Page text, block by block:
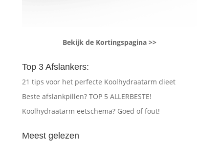
Bekijk de Kortingspagina >>
Top 3 Afslankers:
21 tips voor het perfecte Koolhydraatarm dieet
Beste afslankpillen? TOP 5 ALLERBESTE!
Koolhydraatarm eetschema? Goed of fout!
Meest gelezen